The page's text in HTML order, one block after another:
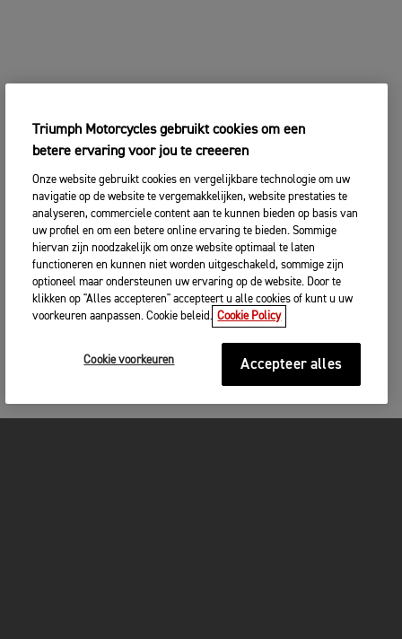
Triumph Motorcycles gebruikt cookies om een
betere ervaring voor jou te creeeren
Onze website gebruikt cookies en vergelijkbare technologie om uw
navigatie op de website te vergemakkelijken, website prestaties te
analyseren, commerciele content aan te kunnen bieden op basis van
uw profiel en om een betere online ervaring te bieden. Sommige
hiervan zijn noodzakelijk om onze website optimaal te laten
functioneren en kunnen niet worden uitgeschakeld, sommige zijn
optioneel maar ondersteunen uw ervaring op de website. Door te
klikken op "Alles accepteren" accepteert u alle cookies of kunt u uw
voorkeuren aanpassen. Cookie beleid. Cookie Policy
Cookie voorkeuren Accepteer alles